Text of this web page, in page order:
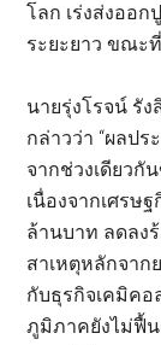
โลก เร่งส่งออ
ระยะยาว ขณะ
นายรุ่งโรจน์ รั
กล่าวว่า “ผลป
จากช่วงเดียวกั
เนื่องจากเศรษ
ล้านบาท ลดลง
สาเหตุหลักจา
กับธุรกิจเคมิคอ
ภูมิภาคยังไม่ฟื้